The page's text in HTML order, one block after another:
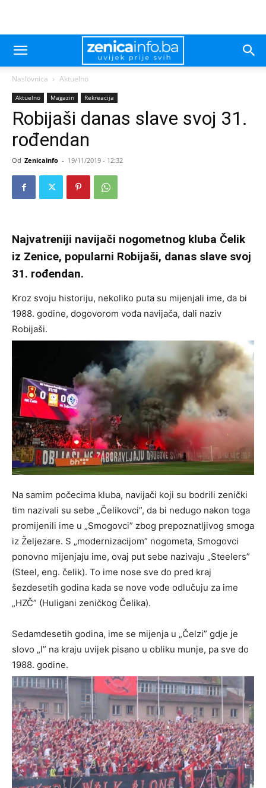
Naslovnica Aktuelno
Aktuelno Magazin Rekreacija
Robijaši danas slave svoj 31.
rođendan
Od Zenicainfo - 19/11/2019 - 12:32
Najvatreniji navijači nogometnog kluba Čelik
iz Zenice, popularni Robijaši, danas slave svoj
31. rođendan.
Kroz svoju historiju, nekoliko puta su mijenjali ime, da bi
1988. godine, dogovorom vođa navijača, dali naziv
Robijaši.
Na samim počecima kluba, navijači koji su bodrili zenički
tim nazivali su sebe „Čelikovci”, da bi nedugo nakon toga
promijenili ime u „Smogovci” zbog prepoznatljivog smoga
iz Željezare. S „modernizacijom” nogometa, Smogovci
ponovno mijenjaju ime, ovaj put sebe nazivaju „Steelers”
(Steel, eng. čelik). To ime nose sve do pred kraj
šezdesetih godina kada se nove vođe odlučuju za ime
„HZČ” (Huligani zeničkog Čelika).
Sedamdesetih godina, ime se mijenja u „Čelzi” gdje je
slovo „I” na kraju uvijek pisano u obliku munje, pa sve do
1988. godine.